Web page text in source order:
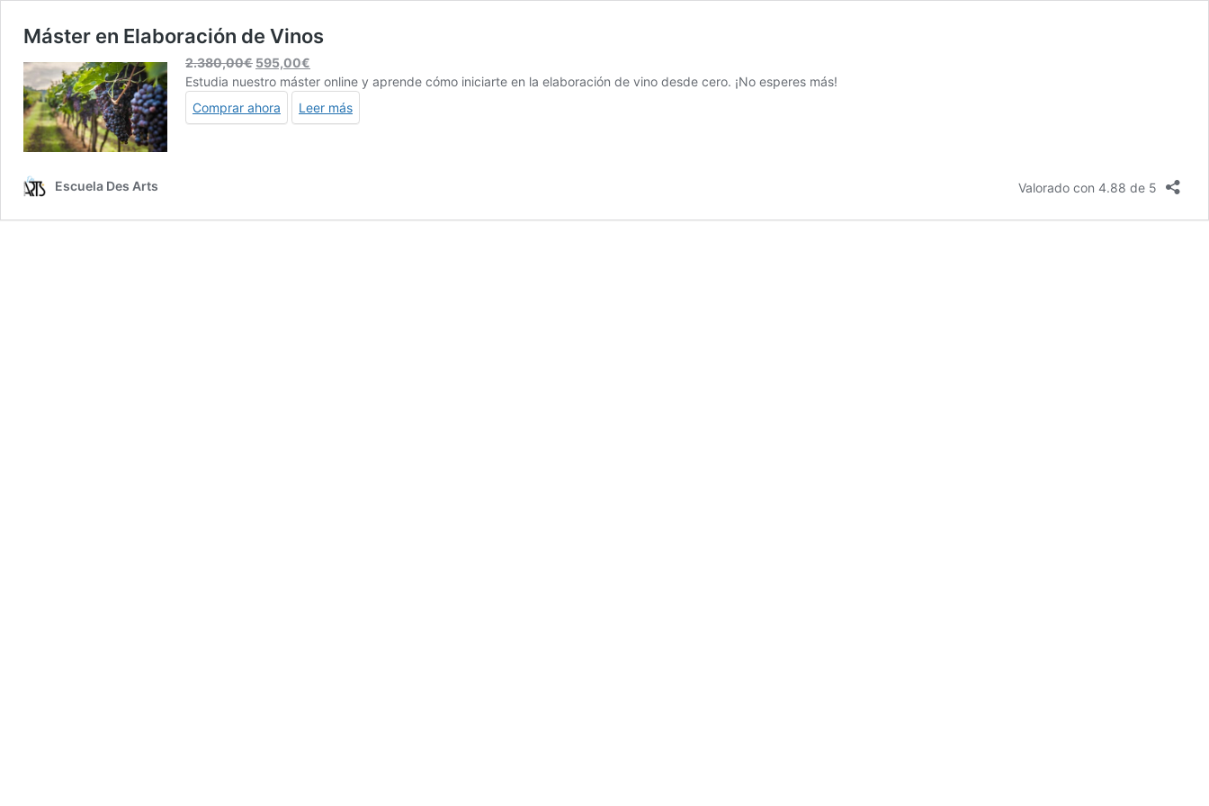
Máster en Elaboración de Vinos
2.380,00€ El
precio
original
era:
595,00€
precio
actual
es:
Estudia nuestro máster online y aprende cómo iniciarte en la elaboración de vino desde cero. ¡No esperes más!
Comprar ahora
Leer más
Escuela Des Arts Valorado con 4.88 de 5